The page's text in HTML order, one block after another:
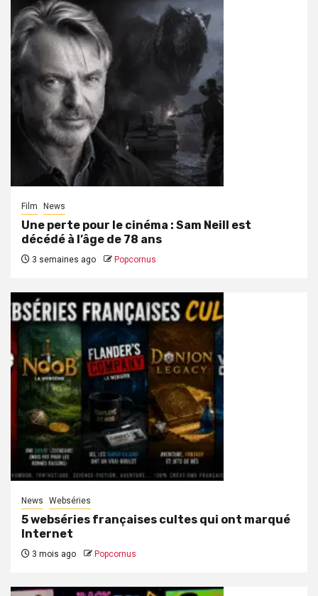
Film News
Une perte pour le cinéma : Sam Neill est
décédé à l’âge de 78 ans
3 semaines ago Popcornus
News Webséries
5 webséries françaises cultes qui ont marqué
Internet
3 mois ago Popcornus